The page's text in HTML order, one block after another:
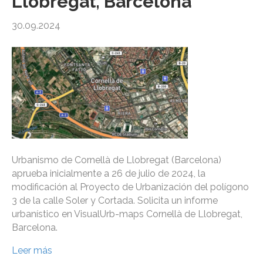
30.09.2024
Urbanismo de Cornellà de Llobregat (Barcelona)
aprueba inicialmente a 26 de julio de 2024, la
modificación al Proyecto de Urbanización del polígono
3 de la calle Soler y Cortada. Solicita un informe
urbanístico en VisualUrb-maps Cornellà de Llobregat,
Barcelona.
Leer más